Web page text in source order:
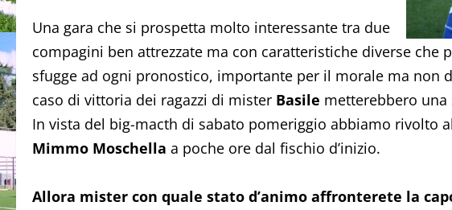
Una gara che si prospetta molto interessante tra due
compagini ben attrezzate ma con caratteristiche diverse che
sfugge ad ogni pronostico, importante per il morale ma non
caso di vittoria dei ragazzi di mister Basile metterebbero una
In vista del big-macth di sabato pomeriggio abbiamo rivolto
Mimmo Moschella a poche ore dal fischio d’inizio.
Allora mister con quale stato d’animo affronterete la